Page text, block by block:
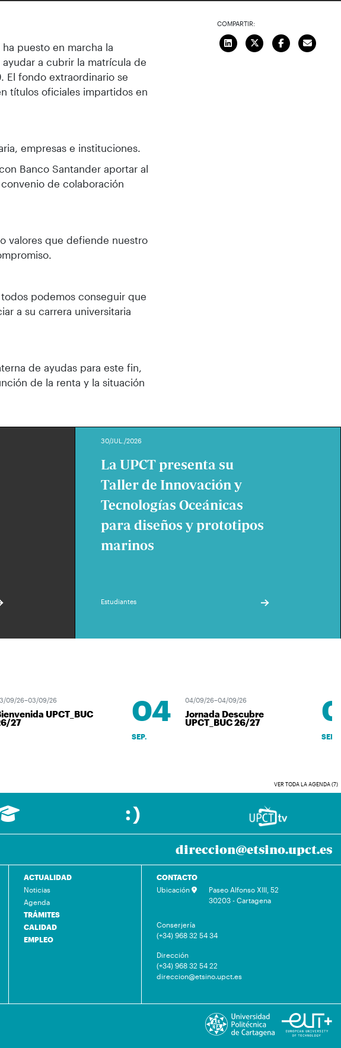
puesto en marcha la
ayudar a cubrir la matrícula de
El fondo extraordinario se
títulos oficiales impartidos en
empresas e instituciones.
Banco Santander aportar al
de colaboración
valores que defiende nuestro
podemos conseguir que
a su carrera universitaria
de ayudas para este fin,
de la renta y la situación
COMPARTIR:
30/JUL./2026
La UPCT presenta su
Taller de Innovación y
Tecnologías Oceánicas
para diseños y prototipos
marinos
Estudiantes
26–03/09/26
UPCT_BUC 04
SEP.
04/09/26–04/09/26
Jornada Descubre
UPCT_BUC 26/27
SEP.
VER TODA LA AGENDA (7)
direccion@etsino.upct.es
ACTUALIDAD
Noticias
Agenda
TRÁMITES
CALIDAD
EMPLEO
CONTACTO
Ubicación
Paseo Alfonso XIII, 52
30203 - Cartagena
Conserjería
(+34) 968 32 54 34
Dirección
(+34) 968 32 54 22
direccion@etsino.upct.es